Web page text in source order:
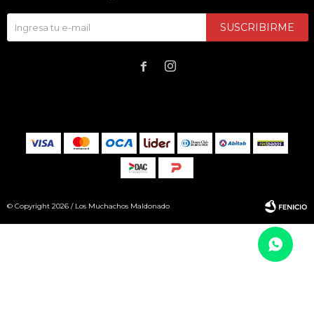
SUSCRIBIRME
 
© Copyright 2026 / Los Muchachos Maldonado